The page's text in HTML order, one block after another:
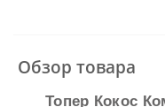
✓ Подробнее
Обзор товара
Топер Кокос